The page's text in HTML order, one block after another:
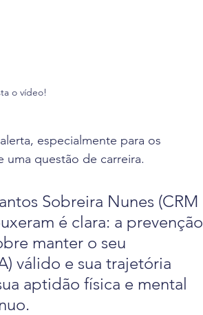
o vídeo!
especialmente para os
uma questão de carreira.
Sobreira Nunes (CRM
é clara: a prevenção
manter o seu
válido e sua trajetória
aptidão física e mental